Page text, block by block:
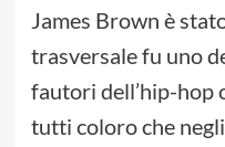
James Brown è
trasversale fu uno
fautori dell’hip-hop
tutti coloro che